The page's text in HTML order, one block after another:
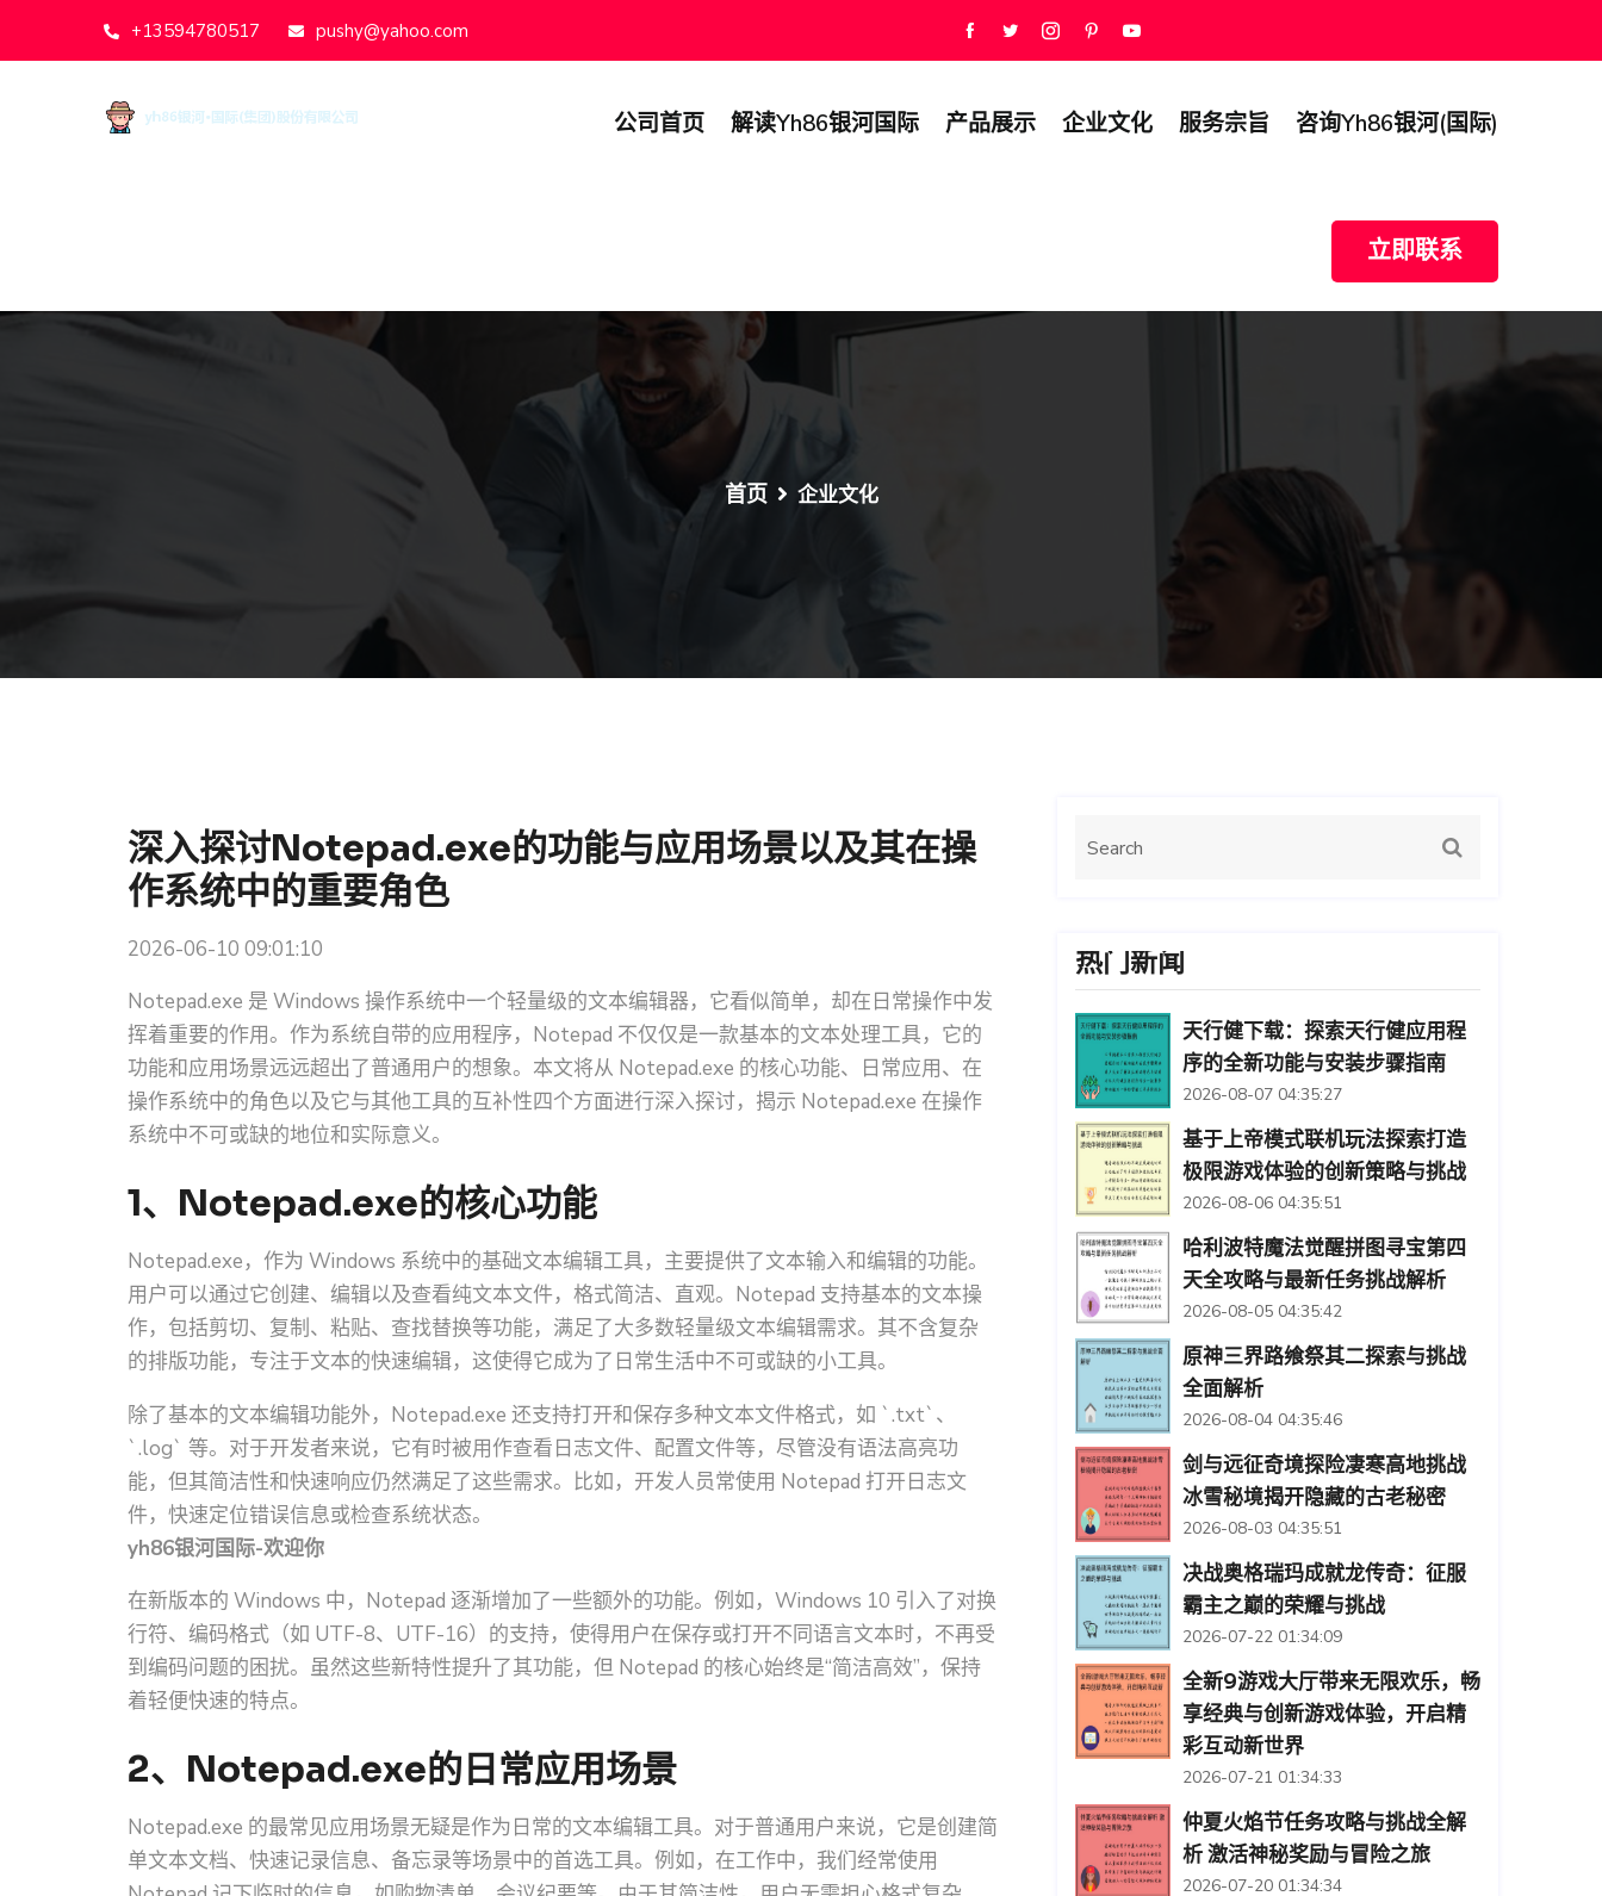
+13594780517 pushy@yahoo.com
公司首页 解读yh86银河国际 产品展示 企业文化 服务宗旨 咨询yh86银河(国际)
立即联系
首页 企业文化
深入探讨Notepad.exe的功能与应用场景以及其在操
作系统中的重要角色
2026-06-10 09:01:10
Notepad.exe 是 Windows 操作系统中一个轻量级的文本编辑器，它看似简单，却在日常操作中发
挥着重要的作用。作为系统自带的应用程序，Notepad 不仅仅是一款基本的文本处理工具，它的
功能和应用场景远远超出了普通用户的想象。本文将从 Notepad.exe 的核心功能、日常应用、在
操作系统中的角色以及它与其他工具的互补性四个方面进行深入探讨，揭示 Notepad.exe 在操作
系统中不可或缺的地位和实际意义。
1、Notepad.exe的核心功能
Notepad.exe，作为 Windows 系统中的基础文本编辑工具，主要提供了文本输入和编辑的功能。
用户可以通过它创建、编辑以及查看纯文本文件，格式简洁、直观。Notepad 支持基本的文本操
作，包括剪切、复制、粘贴、查找替换等功能，满足了大多数轻量级文本编辑需求。其不含复杂
的排版功能，专注于文本的快速编辑，这使得它成为了日常生活中不可或缺的小工具。
除了基本的文本编辑功能外，Notepad.exe 还支持打开和保存多种文本文件格式，如 `.txt`、
`.log` 等。对于开发者来说，它有时被用作查看日志文件、配置文件等，尽管没有语法高亮功
能，但其简洁性和快速响应仍然满足了这些需求。比如，开发人员常使用 Notepad 打开日志文
件，快速定位错误信息或检查系统状态。
yh86银河国际-欢迎你
在新版本的 Windows 中，Notepad 逐渐增加了一些额外的功能。例如，Windows 10 引入了对换
行符、编码格式（如 UTF-8、UTF-16）的支持，使得用户在保存或打开不同语言文本时，不再受
到编码问题的困扰。虽然这些新特性提升了其功能，但 Notepad 的核心始终是“简洁高效”，保持
着轻便快速的特点。
2、Notepad.exe的日常应用场景
Notepad.exe 的最常见应用场景无疑是作为日常的文本编辑工具。对于普通用户来说，它是创建简
单文本文档、快速记录信息、备忘录等场景中的首选工具。例如，在工作中，我们经常使用
热门新闻
天行健下载：探索天行健应用程
序的全新功能与安装步骤指南
2026-08-07 04:35:27
基于上帝模式联机玩法探索打造
极限游戏体验的创新策略与挑战
2026-08-06 04:35:51
哈利波特魔法觉醒拼图寻宝第四
天全攻略与最新任务挑战解析
2026-08-05 04:35:42
原神三界路飨祭其二探索与挑战
全面解析
2026-08-04 04:35:46
剑与远征奇境探险凄寒高地挑战
冰雪秘境揭开隐藏的古老秘密
2026-08-03 04:35:51
决战奥格瑞玛成就龙传奇：征服
霸主之巅的荣耀与挑战
2026-07-22 01:34:09
全新9游戏大厅带来无限欢乐，畅
享经典与创新游戏体验，开启精
彩互动新世界
2026-07-21 01:34:33
仲夏火焰节任务攻略与挑战全解
析 激活神秘奖励与冒险之旅
2026-07-20 01:34:34